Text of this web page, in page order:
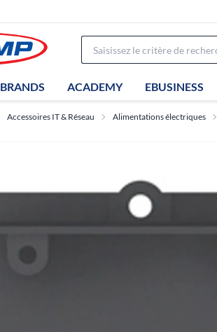
BRANDS ACADEMY EBUSINESS
Accessoires IT & Réseau Alimentations électriques